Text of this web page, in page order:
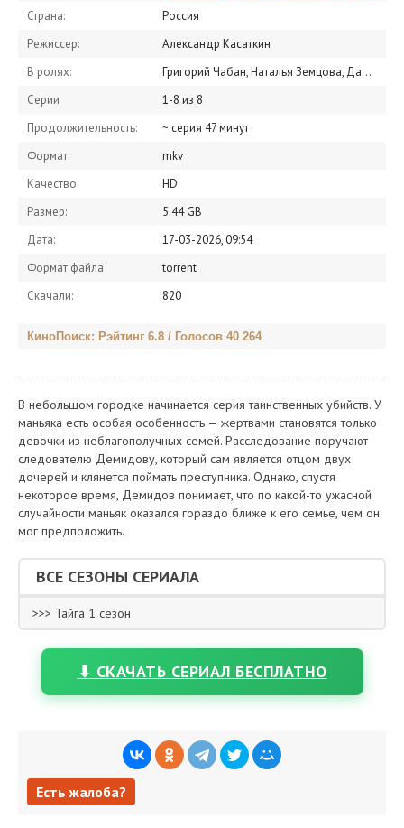
Страна:
Россия
Режиссер:
Александр Касаткин
В ролях:
Григорий Чабан, Наталья Земцова, Дарья Екамасова, Владимир Селезнев, Марина Денисова, Елена Коренева, Елизавета Ищенко, Маргарита Галич, Алиса Олейник, Елена Руфанова
Серии
1-8 из 8
Продолжительность:
~ серия 47 минут
Формат:
mkv
Качество:
HD
Размер:
5.44 GB
Дата:
17-03-2026, 09:54
Формат файла
torrent
Скачали:
820
КиноПоиск: Рэйтинг 6.8 / Голосов 40 264
В небольшом городке начинается серия таинственных убийств. У
маньяка есть особая особенность — жертвами становятся только
девочки из неблагополучных семей. Расследование поручают
следователю Демидову, который сам является отцом двух
дочерей и клянется поймать преступника. Однако, спустя
некоторое время, Демидов понимает, что по какой-то ужасной
случайности маньяк оказался гораздо ближе к его семье, чем он
мог предположить.
ВСЕ СЕЗОНЫ СЕРИАЛА
>>> Тайга 1 сезон
⬇ СКАЧАТЬ СЕРИАЛ БЕСПЛАТНО
Есть жалоба?